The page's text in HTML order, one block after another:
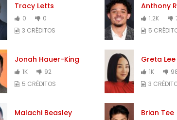
Tracy Letts
0
0
3 CRÉDITOS
Anthony
1.2K
5
Jonah Hauer-King
1K
92
5 CRÉDITOS
Greta Lee
1K
3
Malachi Beasley Brian Tee